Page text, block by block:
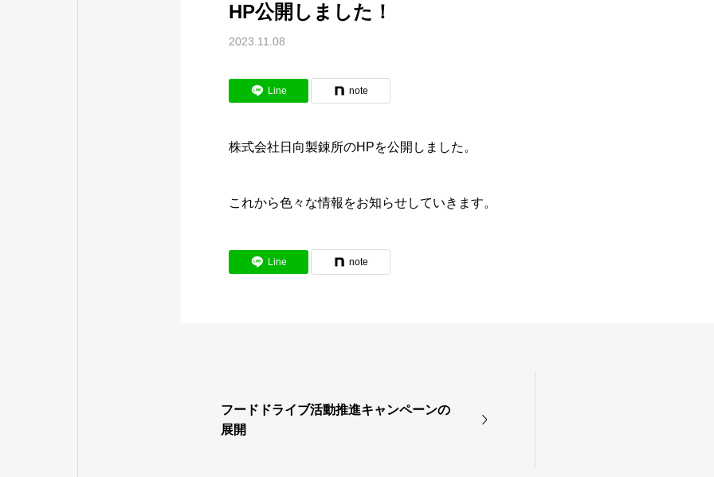
HP公開しました！
2023.11.08
Line note
株式会社日向製錬所のHPを公開しました。
これから色々な情報をお知らせしていきます。
Line note
フードドライブ活動推進キャンペーンの
展開